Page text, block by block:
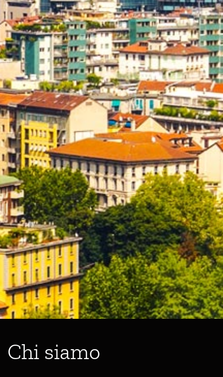
Chi siamo